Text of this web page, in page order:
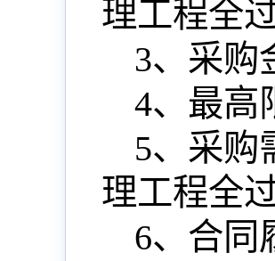
理工程全
3、采购
4、最高
5、采购
理工程全
6、合同